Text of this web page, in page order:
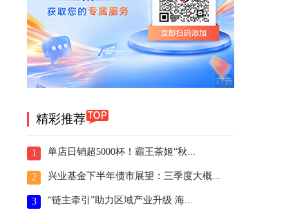
精彩推荐
1 单店日销超5000杯！霸王茶姬“秋...
2 兴业基金下半年债市展望：三季度大概...
3 “链主牵引”助力区域产业升级 海...